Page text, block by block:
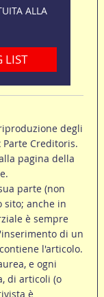
ALLA
LIST
degli
Creditoris.
pagina della
parte (non
sito; anche in
è sempre
di un
l'articolo.
e ogni
di articoli (o
è